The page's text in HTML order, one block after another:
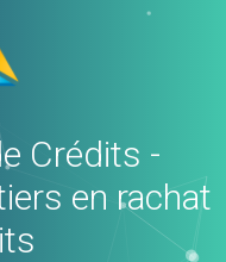
Crédits -
en rachat